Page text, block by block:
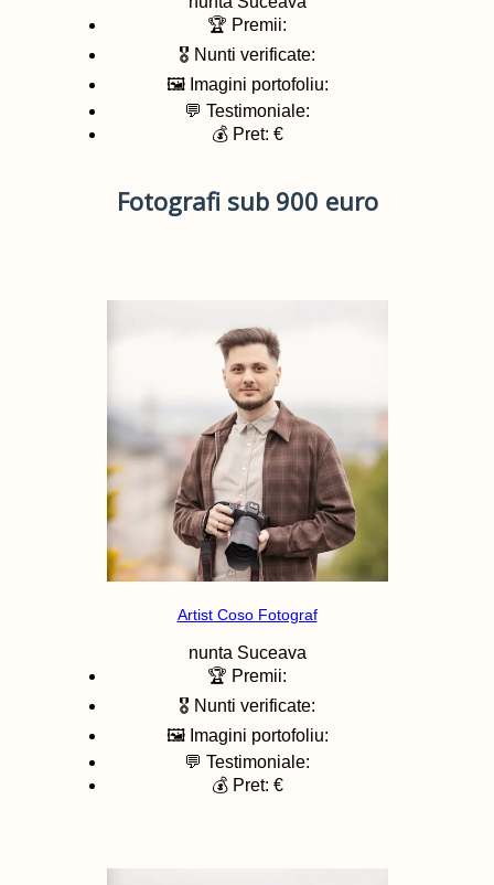
🏆 Premii:
🎖️ Nunti verificate:
🖼️ Imagini portofoliu:
💬 Testimoniale:
💰 Pret: €
Fotografi sub 900 euro
Artist Coso Fotograf
nunta Suceava
🏆 Premii:
🎖️ Nunti verificate:
🖼️ Imagini portofoliu:
💬 Testimoniale:
💰 Pret: €